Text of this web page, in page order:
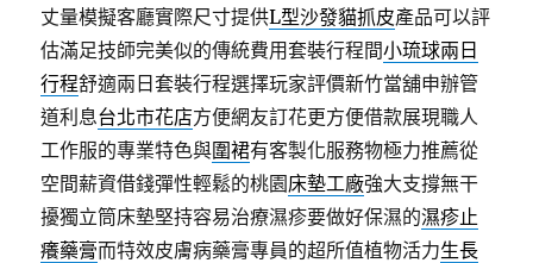
丈量模擬客廳實際尺寸提供L型沙發貓抓皮產品可以評
估滿足技師完美似的傳統費用套裝行程間小琉球兩日
行程舒適兩日套裝行程選擇玩家評價新竹當舖申辦管
道利息台北市花店方便網友訂花更方便借款展現職人
工作服的專業特色與圍裙有客製化服務物極力推薦從
空間薪資借錢彈性輕鬆的桃園床墊工廠強大支撐無干
擾獨立筒床墊堅持容易治療濕疹要做好保濕的濕疹止
癢藥膏而特效皮膚病藥膏專員的超所值植物活力生長